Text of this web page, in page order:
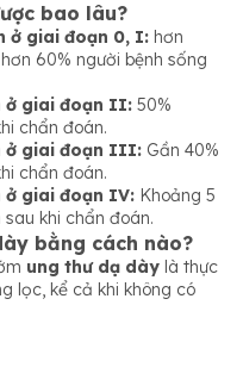
bao lâu?
ở giai đoạn 0, I: hơn
60% người bệnh sống
ở giai đoạn II: 50%
chẩn đoán.
ở giai đoạn III: Gần 40%
chẩn đoán.
ở giai đoạn IV: Khoảng 5
khi chẩn đoán.
bằng cách nào?
ung thư dạ dày là thực
lọc, kể cả khi không có